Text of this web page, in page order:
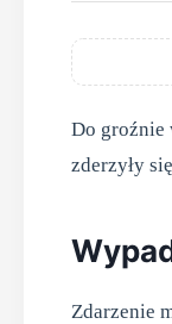
Do groźnie
zderzyły
Zdarzenie